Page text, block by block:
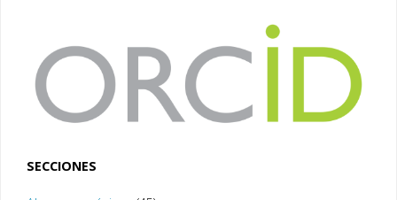
SECCIONES